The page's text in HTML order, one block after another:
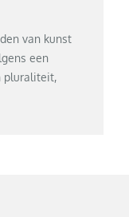
van kunst
een
pluraliteit,